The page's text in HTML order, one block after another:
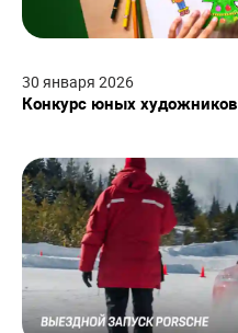
30 января 2026
Конкурс юных художников